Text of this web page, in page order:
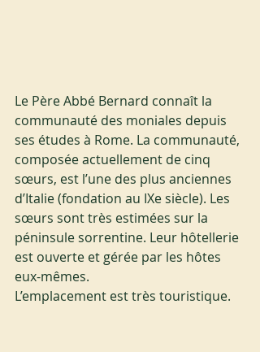
Le Père Abbé Bernard connaît la
communauté des moniales depuis
ses études à Rome. La communauté,
composée actuellement de cinq
sœurs, est l’une des plus anciennes
d’Italie (fondation au IXe siècle). Les
sœurs sont très estimées sur la
péninsule sorrentine. Leur hôtellerie
est ouverte et gérée par les hôtes
eux-mêmes.
L’emplacement est très touristique.